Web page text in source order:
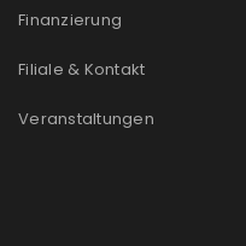
Finanzierung
Filiale & Kontakt
Veranstaltungen